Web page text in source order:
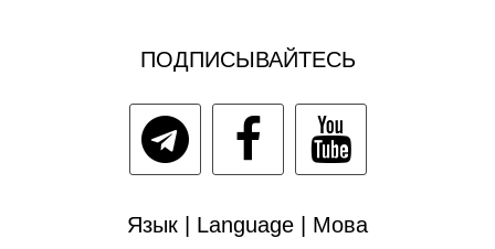
ПОДПИСЫВАЙТЕСЬ
Язык | Language | Мова